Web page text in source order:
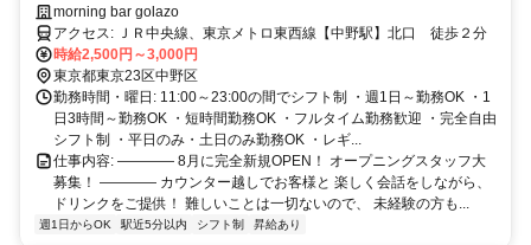
円＆全額日払いOK！週1日・1日3時間～勤務OK◎
morning bar golazo
アクセス: ＪＲ中央線、東京メトロ東西線【中野駅】北口 徒歩２分
時給2,500円～3,000円
東京都東京23区中野区
勤務時間・曜日: 11:00～23:00の間でシフト制 ・週1日～勤務OK ・1
日3時間～勤務OK ・短時間勤務OK ・フルタイム勤務歓迎 ・完全自由
シフト制 ・平日のみ・土日のみ勤務OK ・レギ...
仕事内容: ―――― 8月に完全新規OPEN！ オープニングスタッフ大
募集！ ―――― カウンター越しでお客様と 楽しく会話をしながら、
ドリンクをご提供！ 難しいことは一切ないので、 未経験の方も...
週1日からOK 駅近5分以内 シフト制 昇給あり